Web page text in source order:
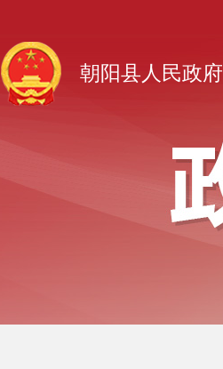
朝阳县人民政府